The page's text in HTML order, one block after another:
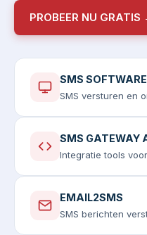
PROBEER NU GRATIS
SMS SOFTWARE
SMS versturen en
SMS GATEWAY
Integratie tools
EMAIL2SMS
SMS berichten